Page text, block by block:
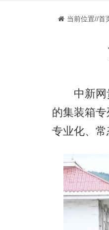
当前位置//首
中新网贵
的集装箱
专业化、常